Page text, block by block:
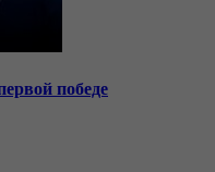
победе